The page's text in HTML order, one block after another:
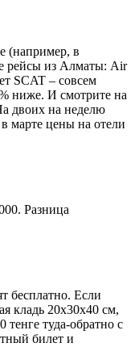
(например, в
рейсы из Алматы: Air
SCAT – совсем
ниже. И смотрите на
двоих на неделю
марте цены на отели
Разница
бесплатно. Если
кладь 20x30x40 см,
туда-обратно с
билет и